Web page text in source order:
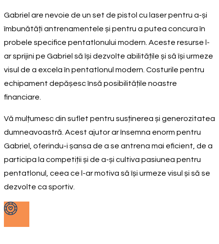
Gabriel are nevoie de un set de pistol cu laser pentru a-și
îmbunătăți antrenamentele și pentru a putea concura în
probele specifice pentatlonului modern. Aceste resurse l-
ar sprijini pe Gabriel să își dezvolte abilitățile și să își urmeze
visul de a excela în pentatlonul modern. Costurile pentru
echipament depășesc însă posibilitățile noastre
financiare.
Vă mulțumesc din suflet pentru susținerea și generozitatea
dumneavoastră. Acest ajutor ar însemna enorm pentru
Gabriel, oferindu-i șansa de a se antrena mai eficient, de a
participa la competiții și de a-și cultiva pasiunea pentru
pentatlonul, ceea ce l-ar motiva să își urmeze visul și să se
dezvolte ca sportiv.